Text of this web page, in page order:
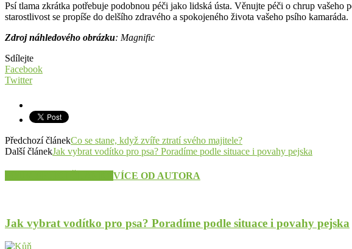
Psí tlama zkrátka potřebuje podobnou péči jako lidská ústa. Věnujte péči o chrup
starostlivost se propíše do delšího zdravého a spokojeného života vašeho psího kamaráda.
Zdroj náhledového obrázku: Magnific
Sdílejte
Facebook
Twitter
Předchozí článekCo se stane, když zvíře ztratí svého majitele?
Další článekJak vybrat vodítko pro psa? Poradíme podle situace i povahy pejska
VÍCE OD AUTORA
Jak vybrat vodítko pro psa? Poradíme podle situace i povahy pejska